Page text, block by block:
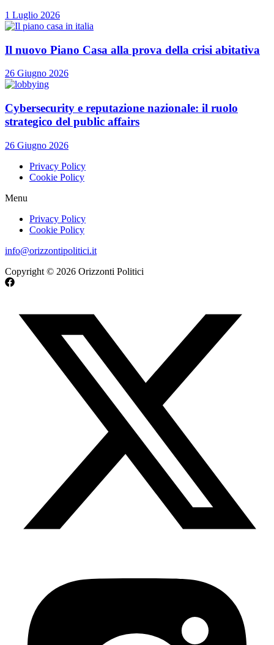
1 Luglio 2026
Il nuovo Piano Casa alla prova della crisi abitativa
26 Giugno 2026
Cybersecurity e reputazione nazionale: il ruolo
strategico del public affairs
26 Giugno 2026
Privacy Policy
Cookie Policy
Menu
Privacy Policy
Cookie Policy
info@orizzontipolitici.it
Copyright © 2026 Orizzonti Politici